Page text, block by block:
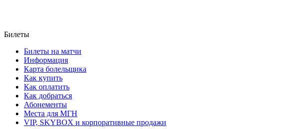
Билеты
Билеты на матчи
Информация
Карта болельщика
Как купить
Как оплатить
Как добраться
Абонементы
Места для МГН
VIP, SKYBOX и корпоративные продажи